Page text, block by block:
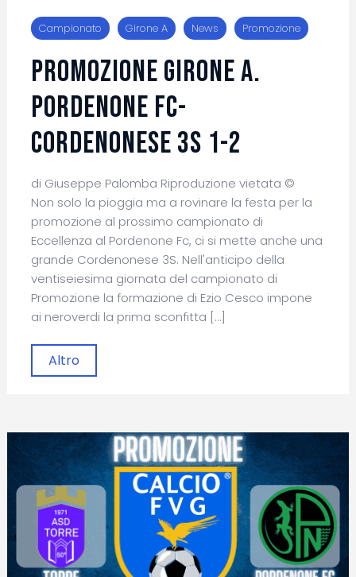
Campionato Girone A News Promozione
Promozione girone A.
Pordenone Fc-
Cordenonese 3S 1-2
di Giuseppe Palomba Riproduzione vietata ©
Non solo la pioggia ma a rovinare la festa per la
promozione al prossimo campionato di
Eccellenza al Pordenone Fc, ci si mette anche una
grande Cordenonese 3S. Nell'anticipo della
ventiseiesima giornata del campionato di
Promozione la formazione di Ezio Cesco impone
ai neroverdi la prima sconfitta […]
Altro